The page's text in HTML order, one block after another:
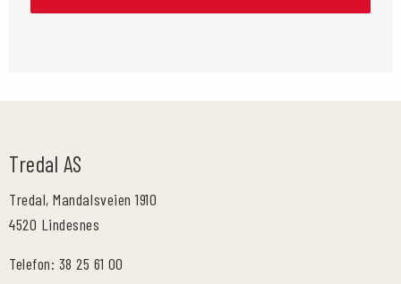
Tredal AS
Tredal, Mandalsveien 1910
4520 Lindesnes
Telefon: 38 25 61 00